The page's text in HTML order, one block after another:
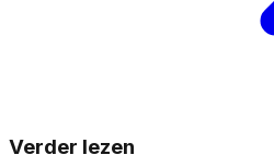
Verder lezen